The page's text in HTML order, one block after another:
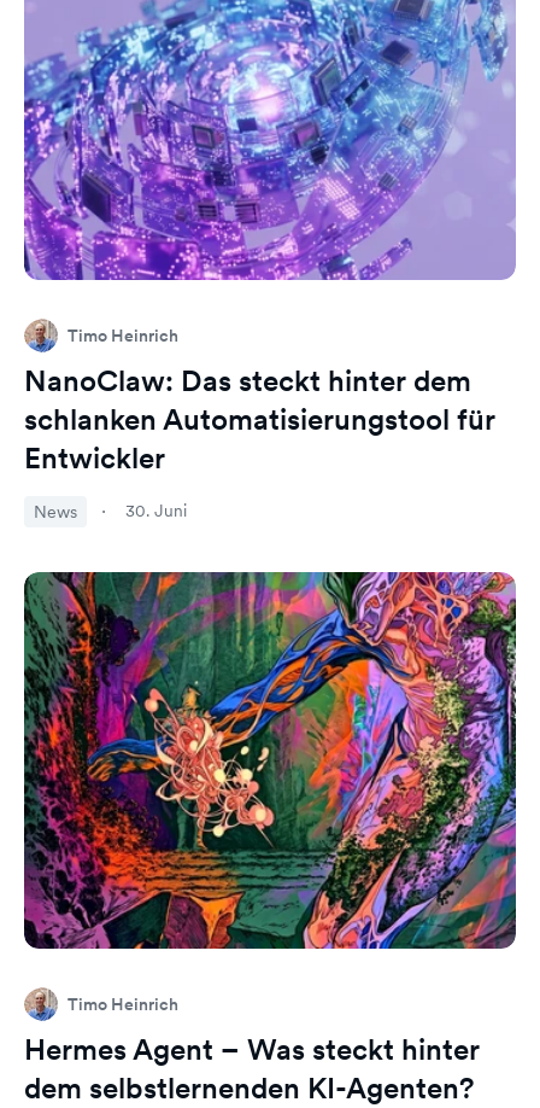
Timo Heinrich
NanoClaw: Das steckt hinter dem
schlanken Automatisierungstool für
Entwickler
News 30. Juni
Timo Heinrich
Hermes Agent – Was steckt hinter
dem selbstlernenden KI-Agenten?